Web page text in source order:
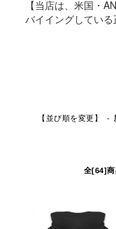
【当店は、米国・
バイイングしている
【並び順を変更】
全[64]商